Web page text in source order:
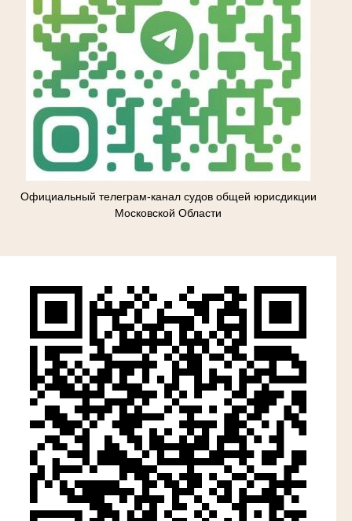
Официальный телеграм-канал судов общей юрисдикции
Московской Области